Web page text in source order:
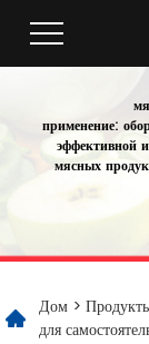
применение:
эффективной
мясных
Дом >
для